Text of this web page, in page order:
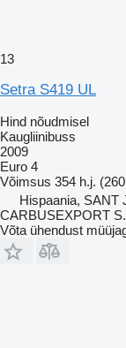
13
Setra S419 UL
Hind nõudmisel
Kaugliinibuss
2009
Euro 4
Võimsus 354 h.j.
Hispaania, SANT
CARBUSEXPORT
Võta ühendust